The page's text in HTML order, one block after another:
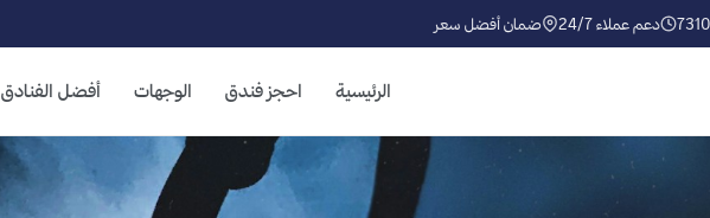
دعم عملاء 24/7 ضمان أفضل سعر
الرئيسية احجز فندق الوجهات أفضل الفنادق